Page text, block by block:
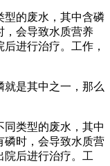
型的废水，其中含磷
，会导致水质营养
进行治疗。工作，
是其中之一，那么
类型的废水，其中
磷时，会导致水质营
院后进行治疗。工